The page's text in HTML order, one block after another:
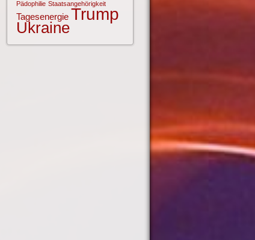
Pädophilie Staatsangehörigkeit
Tagesenergie Trump
Ukraine